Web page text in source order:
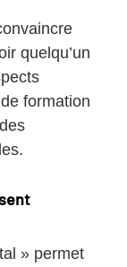
quelqu’un
formation
» permet